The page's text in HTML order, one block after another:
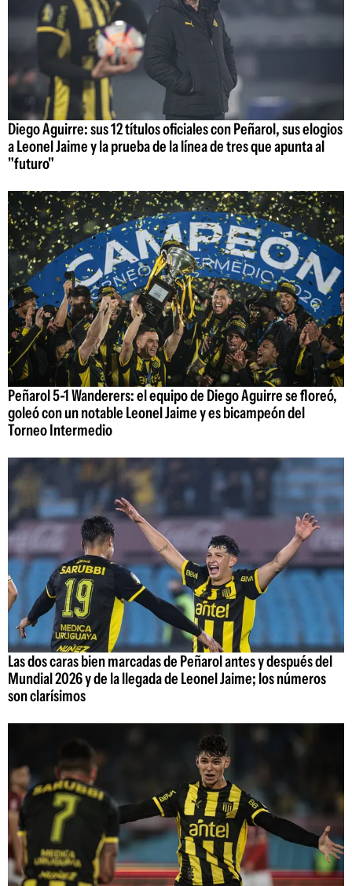
Diego Aguirre: sus 12 títulos oficiales con Peñarol, sus elogios
a Leonel Jaime y la prueba de la línea de tres que apunta al
"futuro"
Peñarol 5-1 Wanderers: el equipo de Diego Aguirre se floreó,
goleó con un notable Leonel Jaime y es bicampeón del
Torneo Intermedio
Las dos caras bien marcadas de Peñarol antes y después del
Mundial 2026 y de la llegada de Leonel Jaime; los números
son clarísimos